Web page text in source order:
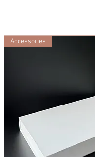
Accessories